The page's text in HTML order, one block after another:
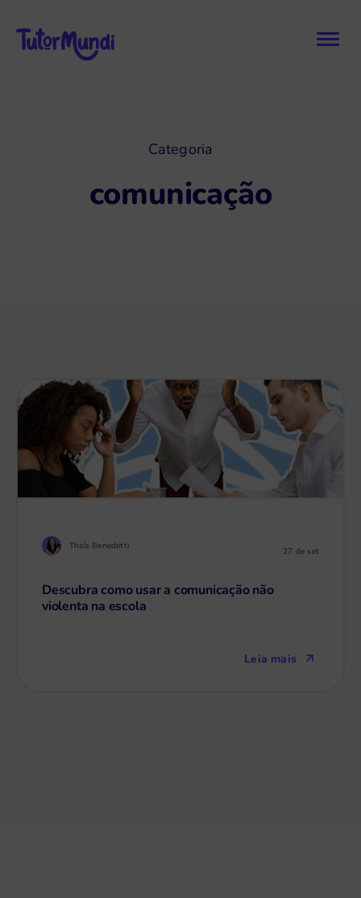
Categoria
comunicação
Thaís Benedetti 27 de set
Descubra como usar a comunicação não
violenta na escola
Leia mais